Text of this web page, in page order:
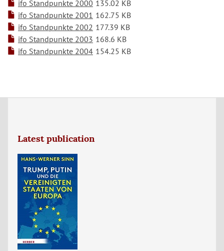
ifo Standpunkte 2000 135.02 KB
ifo Standpunkte 2001 162.75 KB
ifo Standpunkte 2002 177.39 KB
ifo Standpunkte 2003 168.6 KB
ifo Standpunkte 2004 154.25 KB
Latest publication